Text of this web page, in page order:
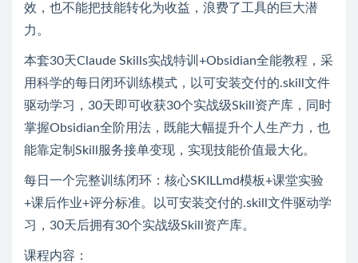
效，也不能把技能转化为收益，浪费了工具的巨大潜
力。
本套30天Claude Skills实战特训+Obsidian全能教程，采
用科学的每日闭环训练模式，以可安装交付的.skill文件
驱动学习，30天即可收获30个实战级Skill资产库，同时
掌握Obsidian全阶用法，既能大幅提升个人生产力，也
能靠定制Skill服务接单变现，实现技能价值最大化。
每日一个完整训练闭环：核心SKILLmd模板+课堂实验
+课后作业+评分标准。以可安装交付的.skill文件驱动学
习，30天后拥有30个实战级Skill资产库。
课程内容：